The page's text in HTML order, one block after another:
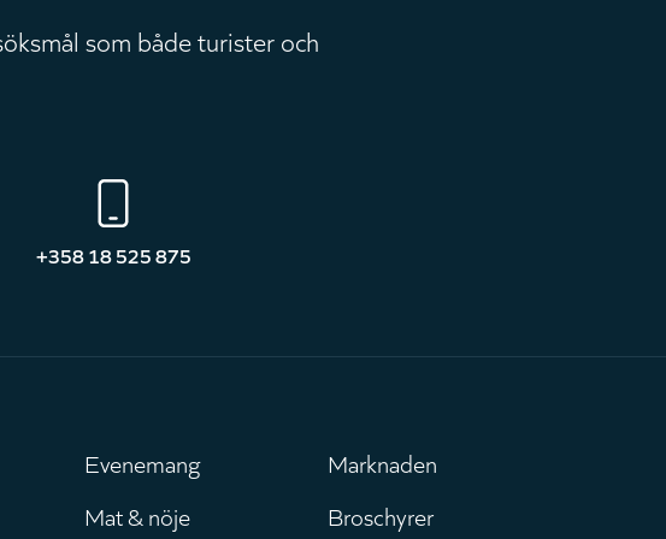
som både turister och
+358 18 525 875
Evenemang
Mat & nöje
Marknaden
Broschyrer